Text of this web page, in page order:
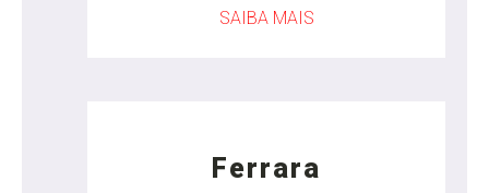
SAIBA MAIS
Ferrara